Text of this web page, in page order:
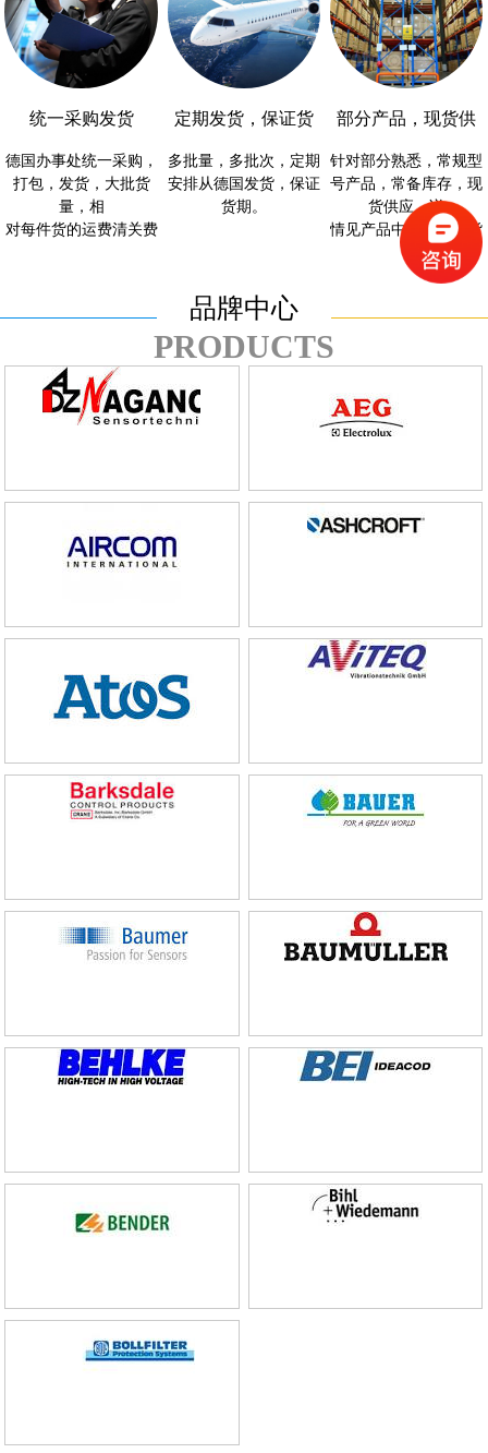
统一采购发货
德国办事处统一采购，
打包，发货，大批货
量，相
对每件货的运费清关费
定期发货，保证货
期
多批量，多批次，定期
安排从德国发货，保证
货期。
部分产品，现货供
应
针对部分熟悉，常规型
号产品，常备库存，现
货供应，详
情见产品中心，有现货
供应模块。
品牌中心
PRODUCTS